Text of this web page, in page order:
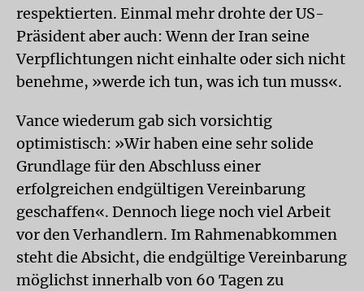
respektierten. Einmal mehr drohte der US-
Präsident aber auch: Wenn der Iran seine
Verpflichtungen nicht einhalte oder sich nicht
benehme, »werde ich tun, was ich tun muss«.
Vance wiederum gab sich vorsichtig
optimistisch: »Wir haben eine sehr solide
Grundlage für den Abschluss einer
erfolgreichen endgültigen Vereinbarung
geschaffen«. Dennoch liege noch viel Arbeit
vor den Verhandlern. Im Rahmenabkommen
steht die Absicht, die endgültige Vereinbarung
möglichst innerhalb von 60 Tagen zu